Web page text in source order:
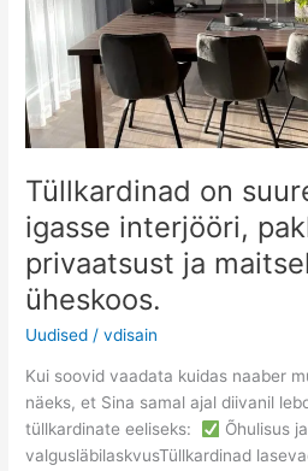
Tüllkardinad on
igasse interjööri,
privaatsust ja
üheskoos.
Uudised /vdisain
Kui soovid vaadata kuidas naaber
näeks, et Sina samal ajal diivanil
tüllkardinate eeliseks:
Õhulisus ja
valgusläbilaskvusTüllkardinad
privaatsust
ja
maitsekust
üheskoos.